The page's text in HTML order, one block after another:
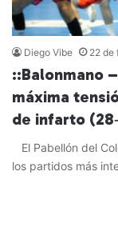
Diego Vibe 22 de
::Balonmano
máxima
de infarto
El Pabellón del
los partidos más